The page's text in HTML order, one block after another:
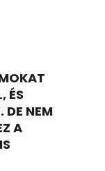
ÉS
DE NEM
A